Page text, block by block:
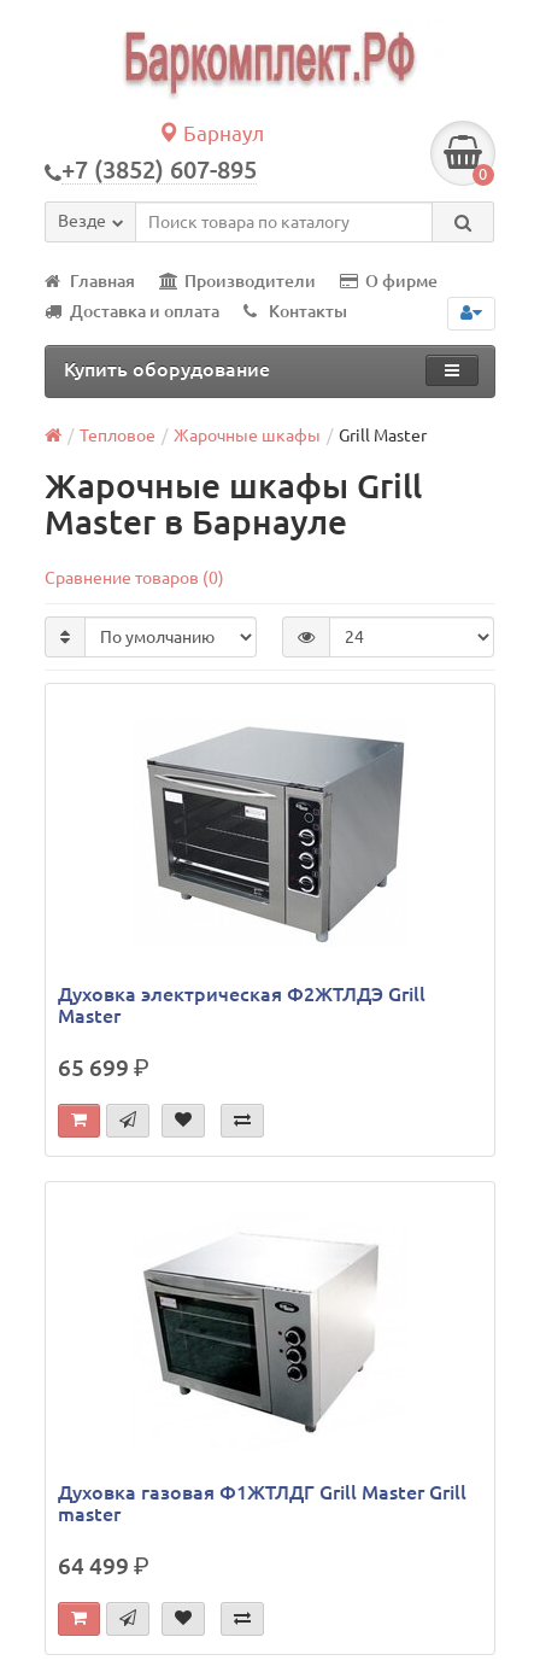
Барнаул
+7 (3852) 607-895 0
Везде
Главная Производители
О фирме
Доставка и оплата
Контакты
Купить оборудование
Тепловое Жарочные шкафы Grill Master
Жарочные шкафы Grill
Master в Барнауле
Сравнение товаров (0)
Духовка электрическая Ф2ЖТЛДЭ Grill
Master
65 699р.
Духовка газовая Ф1ЖТЛДГ Grill Master Grill
master
64 499р.